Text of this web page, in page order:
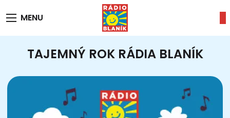
MENU
TAJEMNÝ ROK RÁDIA BLANÍK